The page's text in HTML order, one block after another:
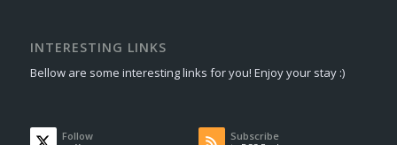
INTERESTING LINKS
Bellow are some interesting links for you! Enjoy your stay :)
Follow Subscribe